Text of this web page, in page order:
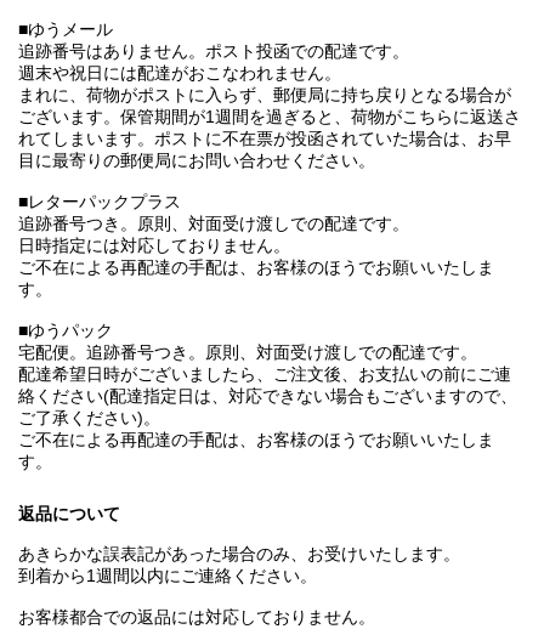
■ゆうメール
追跡番号はありません。ポスト投函での配達です。
週末や祝日には配達がおこなわれません。
まれに、荷物がポストに入らず、郵便局に持ち戻りとなる場合が
ございます。保管期間が1週間を過ぎると、荷物がこちらに返送さ
れてしまいます。ポストに不在票が投函されていた場合は、お早
目に最寄りの郵便局にお問い合わせください。
■レターパックプラス
追跡番号つき。原則、対面受け渡しでの配達です。
日時指定には対応しておりません。
ご不在による再配達の手配は、お客様のほうでお願いいたしま
す。
■ゆうパック
宅配便。追跡番号つき。原則、対面受け渡しでの配達です。
配達希望日時がございましたら、ご注文後、お支払いの前にご連
絡ください(配達指定日は、対応できない場合もございますので、
ご了承ください)。
ご不在による再配達の手配は、お客様のほうでお願いいたしま
す。
返品について
あきらかな誤表記があった場合のみ、お受けいたします。
到着から1週間以内にご連絡ください。
お客様都合での返品には対応しておりません。